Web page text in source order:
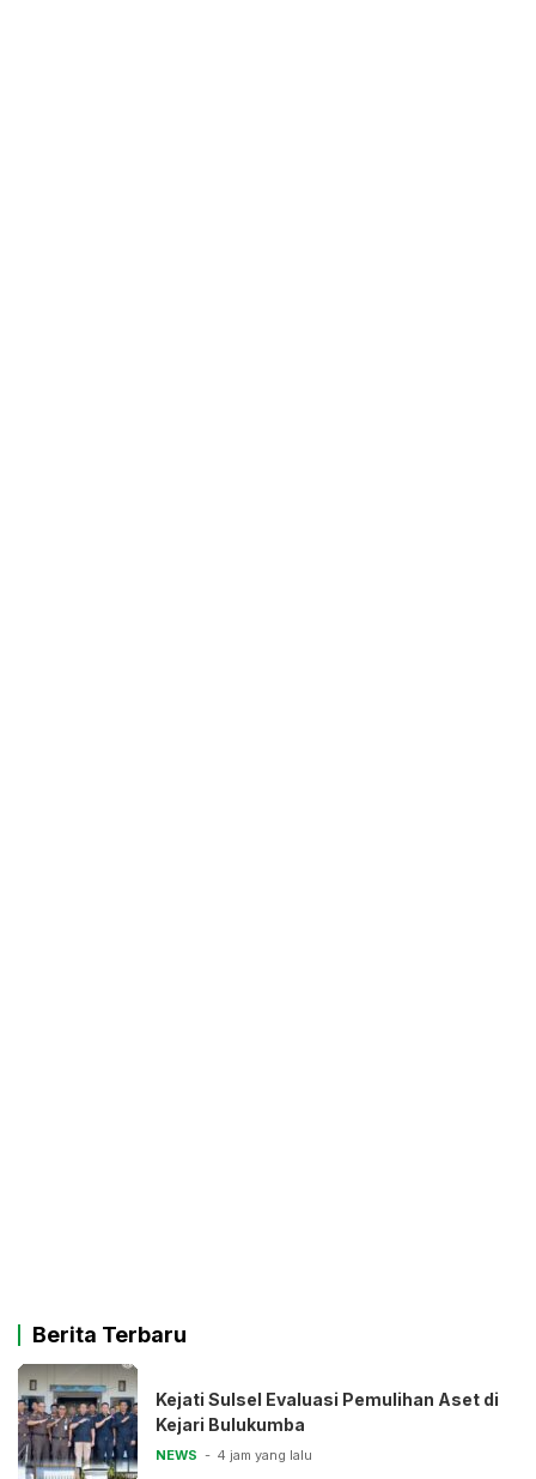
Berita Terbaru
Kejati Sulsel Evaluasi Pemulihan Aset di
Kejari Bulukumba
NEWS 4 jam yang lalu